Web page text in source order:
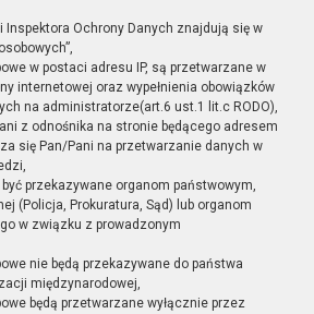
Inspektora Ochrony Danych znajdują się w
w postaci adresu IP, są przetwarzane w
internetowej oraz wypełnienia obowiązków
na administratorze(art.6 ust.1 lit.c RODO),
z odnośnika na stronie będącego adresem
się Pan/Pani na przetwarzanie danych w
przekazywane organom państwowym,
(Policja, Prokuratura, Sąd) lub organom
w związku z prowadzonym
nie będą przekazywane do państwa
międzynarodowej,
będą przetwarzane wyłącznie przez